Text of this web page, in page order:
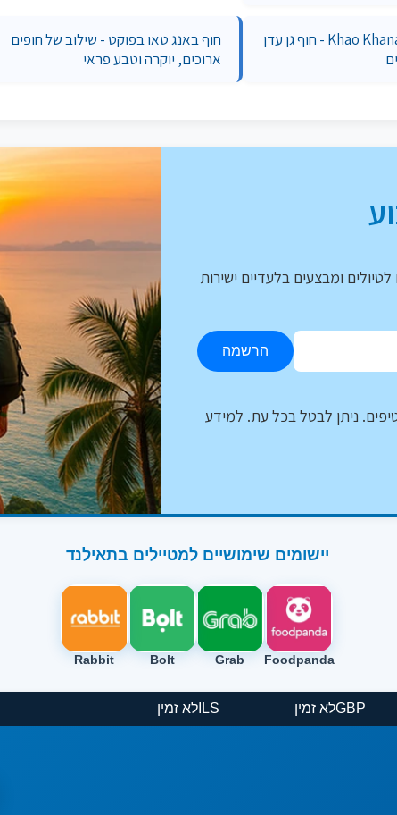
Khao Khanab Nam Beach - חוף גן עדן
חוף באנג טאו בפוקט - שילוב של חופים
ארוכים, יוקרה וטבע פראי
ומבצעים בלעדיים ישירות
הרשמה
ניתן לבטל בכל עת. למידע
יישומים שימושיים למטיילים בתאילנד
Foodpanda
Grab
Bolt
Rabbit
GBP
ILS